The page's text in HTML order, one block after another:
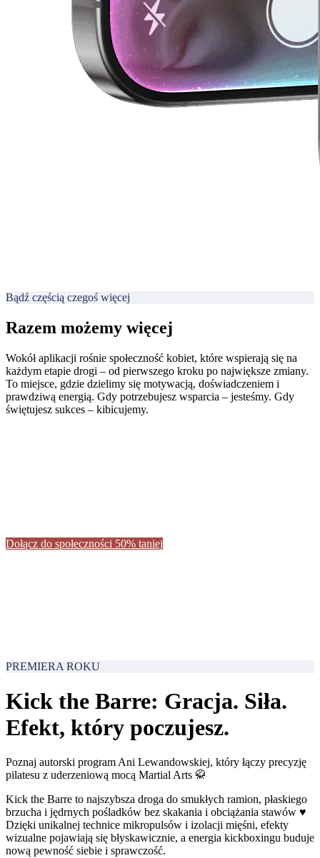
Bądź częścią czegoś więcej
Razem możemy więcej
Wokół aplikacji rośnie społeczność kobiet, które wspierają się na
każdym etapie drogi – od pierwszego kroku po największe zmiany.
To miejsce, gdzie dzielimy się motywacją, doświadczeniem i
prawdziwą energią. Gdy potrzebujesz wsparcia – jesteśmy. Gdy
świętujesz sukces – kibicujemy.
Dołącz do społeczności 50% taniej
PREMIERA ROKU
Kick the Barre: Gracja. Siła.
Efekt, który poczujesz.
Poznaj autorski program Ani Lewandowskiej, który łączy precyzję
pilatesu z uderzeniową mocą Martial Arts 🥋
Kick the Barre to najszybsza droga do smukłych ramion, płaskiego
brzucha i jędrnych pośladków bez skakania i obciążania stawów ♥️
Dzięki unikalnej technice mikropulsów i izolacji mięśni, efekty
wizualne pojawiają się błyskawicznie, a energia kickboxingu buduje
nową pewność siebie i sprawczość.